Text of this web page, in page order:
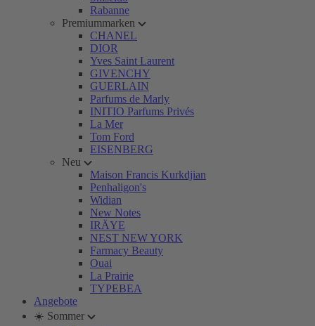
Rabanne
Premiummarken
CHANEL
DIOR
Yves Saint Laurent
GIVENCHY
GUERLAIN
Parfums de Marly
INITIO Parfums Privés
La Mer
Tom Ford
EISENBERG
Neu
Maison Francis Kurkdjian
Penhaligon's
Widian
New Notes
IRÄYE
NEST NEW YORK
Farmacy Beauty
Ouai
La Prairie
TYPEBEA
Angebote
☀️ Sommer